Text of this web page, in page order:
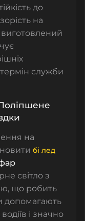
до
на
виготовлений
служби
на
бі лед
світло з
що робить
допомагають
і значно